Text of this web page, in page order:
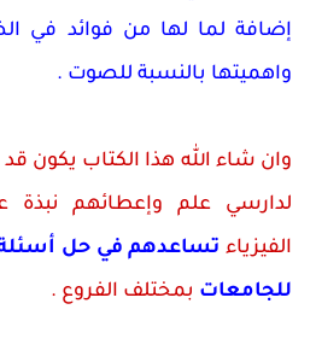
إضافة لما لها من فوائد في
واهميتها بالنسبة للصوت .
وان شاء الله هذا الكتاب يكون
لدارسي علم وإعطائهم
الفيزياء تساعدهم في حل أسئلة
للجامعات بمختلف الفروع .